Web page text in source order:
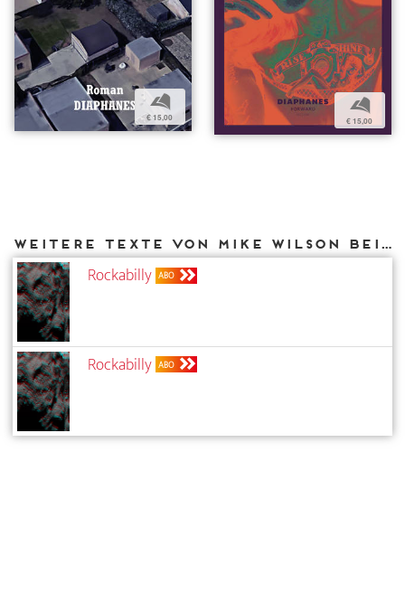
b
€ 15,00
b
€ 15,00
Weitere Texte von Mike Wilson bei DIAPHANES
Rockabilly ABO
Rockabilly ABO